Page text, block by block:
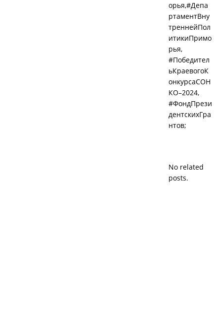
орья,#Депа
ртаментВну
треннейПол
итикиПримо
рья,
#Победител
ьКраевогоК
онкурсаСОН
КО–2024,
#ФондПрези
дентскихГра
нтов;
No related
posts.